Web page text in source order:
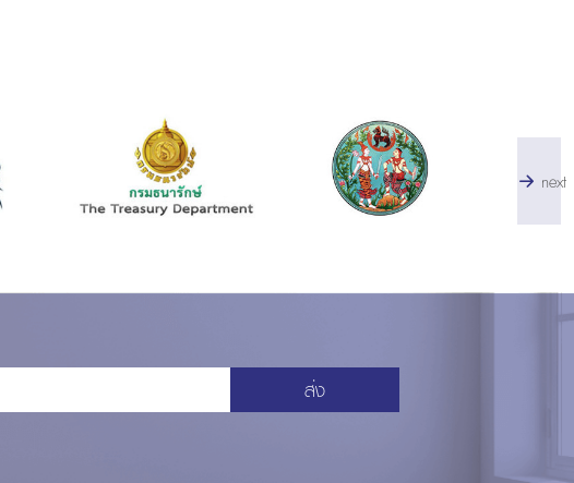
next
ส่ง